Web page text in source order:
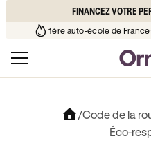
FINANCEZ VOTRE
l’auto-école de votre quartier¹
/Code de la
Éco-